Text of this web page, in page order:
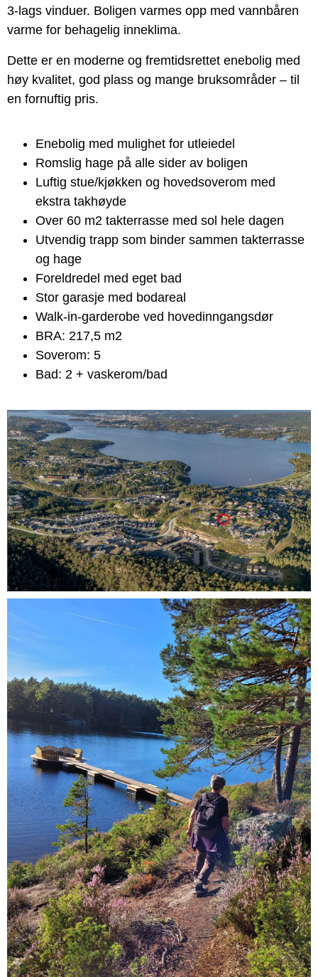
3-lags vinduer. Boligen varmes opp med vannbåren
varme for behagelig inneklima.
Dette er en moderne og fremtidsrettet enebolig med
høy kvalitet, god plass og mange bruksområder – til
en fornuftig pris.
Enebolig med mulighet for utleiedel
Romslig hage på alle sider av boligen
Luftig stue/kjøkken og hovedsoverom med
ekstra takhøyde
Over 60 m2 takterrasse med sol hele dagen
Utvendig trapp som binder sammen takterrasse
og hage
Foreldredel med eget bad
Stor garasje med bodareal
Walk-in-garderobe ved hovedinngangsdør
BRA: 217,5 m2
Soverom: 5
Bad: 2 + vaskerom/bad